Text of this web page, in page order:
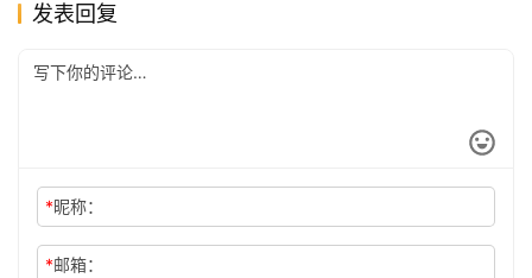
司
尚
发表回复
*昵称：
*邮箱：